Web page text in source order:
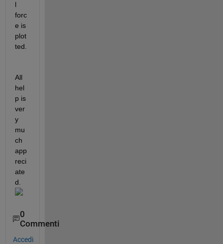
l
forc
e is
plot
All
hel
p is
ver
y
mu
ch
app
reci
ate
d.
0
Commenti
Accedi